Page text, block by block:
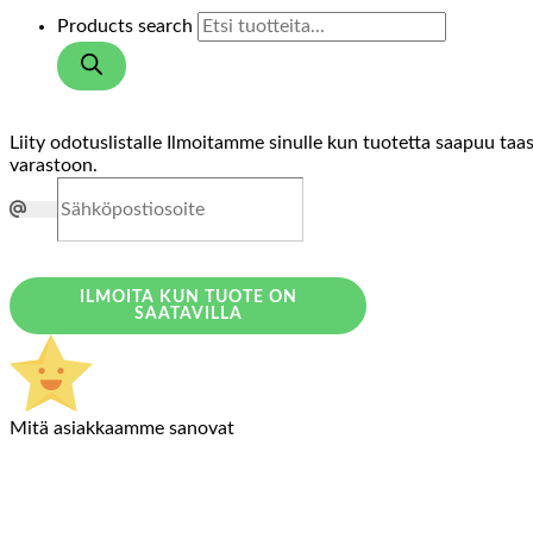
Products search
Liity odotuslistalle
Ilmoitamme sinulle kun tuotetta saapuu taas
varastoon.
ILMOITA KUN TUOTE ON
SAATAVILLA
Mitä asiakkaamme sanovat